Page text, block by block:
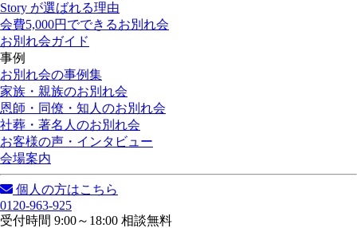
Story が選ばれる理由
会費5,000円でできるお別れ会
お別れ会ガイド
事例
お別れ会の事例集
家族・親族のお別れ会
恩師・同僚・知人のお別れ会
社葬・著名人のお別れ会
お客様の声・インタビュー
会場案内
個人の方はこちら
0120-963-925
受付時間 9:00～18:00 相談無料